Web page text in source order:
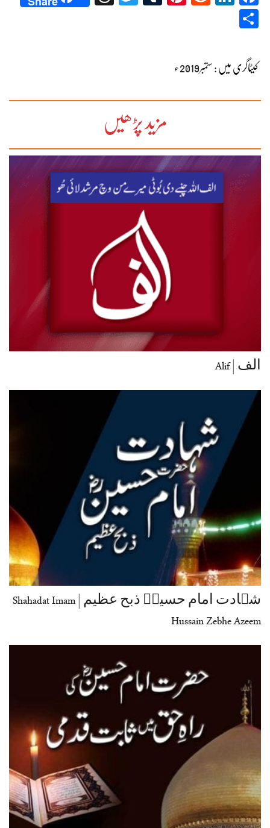
کیٹاگری میں : ستمبر2019ء
مزید پڑھیں
الف | Alif
شہادت امام حسینؓ ذبح عظیم | Shahadat Imam
Hussain Zebhe Azeem